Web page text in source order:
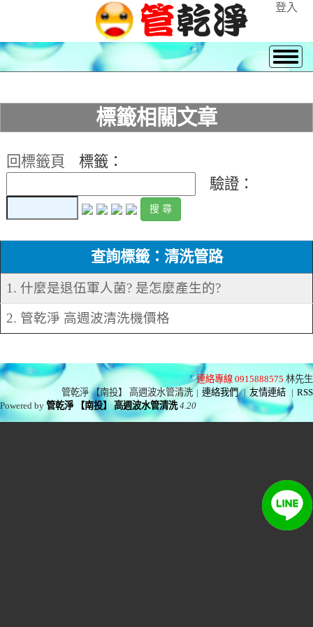
登入
標籤相關文章
回標籤頁
標籤：
驗證：
查詢標籤：清洗管路
1. 什麼是退伍軍人菌? 是怎麼產生的?
2. 管乾淨 高週波清洗機價格
連絡專線 0915888575 林先生
管乾淨 【南投】 高週波水管清洗 | 連絡我們 | 友情連結 | RSS
Powered by管乾淨 【南投】 高週波水管清洗 4.20